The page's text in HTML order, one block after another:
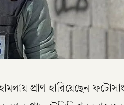
প্রাণ হারিয়েছেন